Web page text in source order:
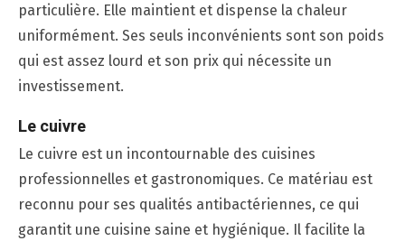
particulière. Elle maintient et dispense la chaleur
uniformément. Ses seuls inconvénients sont son poids
qui est assez lourd et son prix qui nécessite un
investissement.
Le cuivre
Le cuivre est un incontournable des cuisines
professionnelles et gastronomiques. Ce matériau est
reconnu pour ses qualités antibactériennes, ce qui
garantit une cuisine saine et hygiénique. Il facilite la